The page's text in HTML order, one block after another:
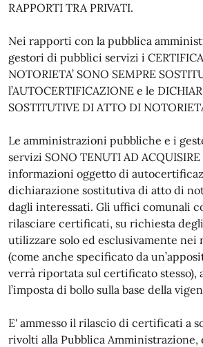
RAPPORTI TRA PRIVATI.
Nei rapporti con la pubblica
gestori di pubblici servizi i
NOTORIETA’ SONO SEMPRE
l’AUTOCERTIFICAZIONE e le
SOSTITUTIVE DI ATTO DI
Le amministrazioni pubbliche e i
servizi SONO TENUTI AD ACQUISIRE
informazioni oggetto di
dichiarazione sostitutiva di atto di
dagli interessati. Gli uffici comunali
rilasciare certificati, su richiesta
utilizzare solo ed esclusivamente
(come anche specificato da
verrà riportata sul certificato stesso),
l’imposta di bollo sulla base della
E' ammesso il rilascio di certificati a
rivolti alla Pubblica Amministrazione,